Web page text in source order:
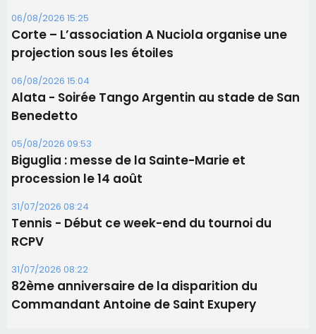
06/08/2026 15:25
Corte – L’association A Nuciola organise une
projection sous les étoiles
06/08/2026 15:04
Alata - Soirée Tango Argentin au stade de San
Benedetto
05/08/2026 09:53
Biguglia : messe de la Sainte-Marie et
procession le 14 août
31/07/2026 08:24
Tennis - Début ce week-end du tournoi du
RCPV
31/07/2026 08:22
82ème anniversaire de la disparition du
Commandant Antoine de Saint Exupery